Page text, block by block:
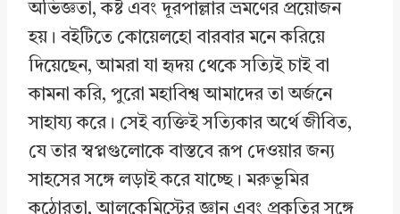
অভিজ্ঞতা, কষ্ট এবং দূরপাল্লার ভ্রমণের প্রয়োজন
হয়। বইটিতে কোয়েলহো বারবার মনে করিয়ে
দিয়েছেন, আমরা যা হৃদয় থেকে সত্যিই চাই বা
কামনা করি, পুরো মহাবিশ্ব আমাদের তা অর্জনে
সাহায্য করে। সেই ব্যক্তিই সত্যিকার অর্থে জীবিত,
যে তার স্বপ্নগুলোকে বাস্তবে রূপ দেওয়ার জন্য
সাহসের সঙ্গে লড়াই করে যাচ্ছে। মরুভূমির
কঠোরতা, আলকেমিস্টের জ্ঞান এবং প্রকৃতির সঙ্গে